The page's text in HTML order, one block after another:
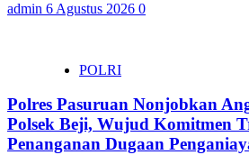
admin 6 Agustus 2026 0
POLRI
Polres Pasuruan Nonjobkan
Polsek Beji, Wujud Komitmen
Penanganan Dugaan